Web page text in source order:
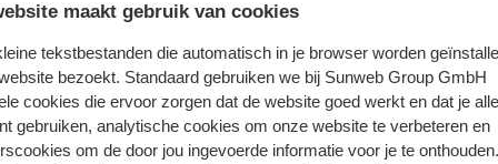
maakt gebruik van cookies
tekstbestanden die automatisch in je browser worden
bezoekt. Standaard gebruiken we bij Sunweb Group GmbH
cookies die ervoor zorgen dat de website goed werkt en dat je
gebruiken, analytische cookies om onze website te verbeteren en
om de door jou ingevoerde informatie voor je te
7.9 Goed
16 jun.
Schone kamers, lekker eten, vriendelijk personeel
Schone kamers, lekker eten, vriendelijk personeel